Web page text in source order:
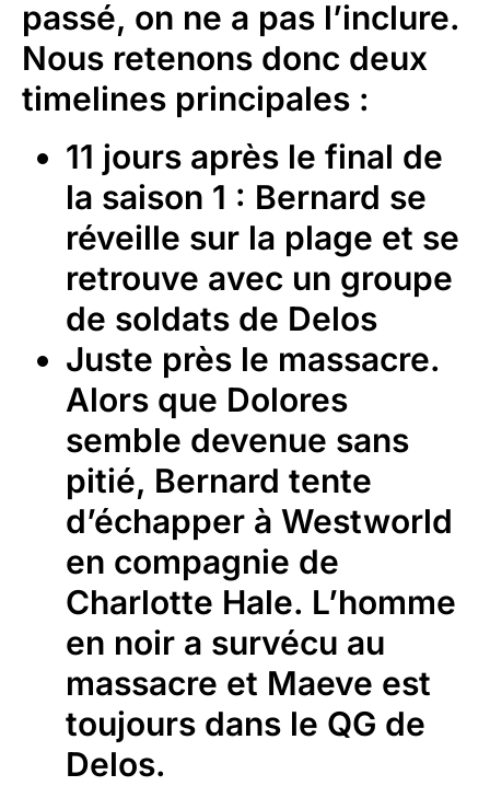
passé, on ne a pas l’inclure.
Nous retenons donc deux
timelines principales :
11 jours après le final de
la saison 1 : Bernard se
réveille sur la plage et se
retrouve avec un groupe
de soldats de Delos
Juste près le massacre.
Alors que Dolores
semble devenue sans
pitié, Bernard tente
d’échapper à Westworld
en compagnie de
Charlotte Hale. L’homme
en noir a survécu au
massacre et Maeve est
toujours dans le QG de
Delos.